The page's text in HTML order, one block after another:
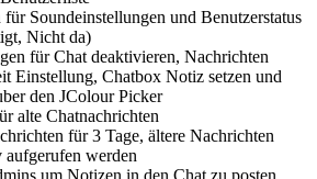
Soundeinstellungen und Benutzerstatus
Nicht da)
für Chat deaktivieren, Nachrichten
Einstellung, Chatbox Notiz setzen und
den JColour Picker
alte Chatnachrichten
für 3 Tage, ältere Nachrichten
werden